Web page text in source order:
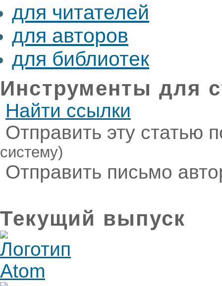
для читателей
для авторов
для библиотек
Инструменты для
Найти ссылки
Отправить эту статью
систему)
Отправить письмо
Текущий выпуск